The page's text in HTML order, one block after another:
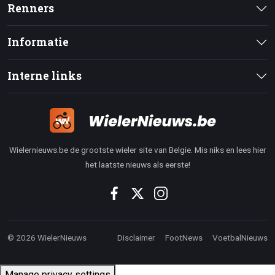
Renners
Informatie
Interne links
Wielernieuws.be de grootste wieler site van Belgie. Mis niks en lees hier
het laatste nieuws als eerste!
© 2026 WielerNieuws Disclaimer FootNews VoetbalNieuws